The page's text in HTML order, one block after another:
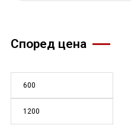
Според цена